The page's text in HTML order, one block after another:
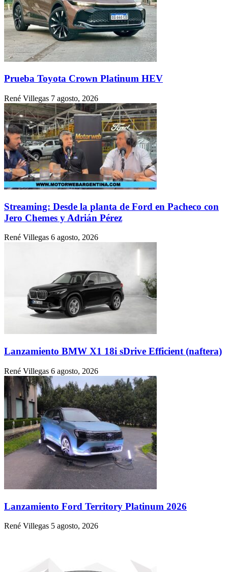
Prueba Toyota Crown Platinum HEV
René Villegas 7 agosto, 2026
Streaming: Desde la planta de Ford en Pacheco con
Jero Chemes y Adrián Pérez
René Villegas 6 agosto, 2026
Lanzamiento BMW X1 18i sDrive Efficient (naftera)
René Villegas 6 agosto, 2026
Lanzamiento Ford Territory Platinum 2026
René Villegas 5 agosto, 2026